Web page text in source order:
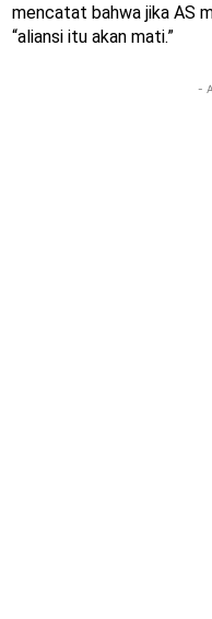
mencatat bahwa jika AS
“aliansi itu akan mati.”
-